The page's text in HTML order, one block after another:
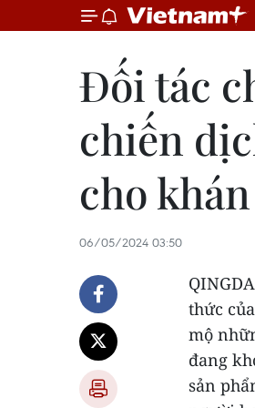
Đối tác
chiến
cho
06/05/2024 03:50
thức
mộ
đang
sản